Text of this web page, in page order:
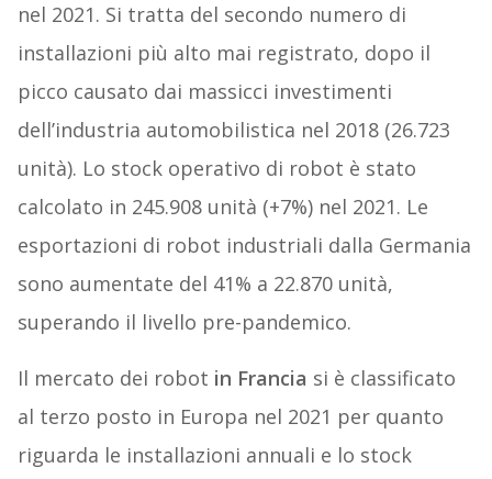
nel 2021. Si tratta del secondo numero di
installazioni più alto mai registrato, dopo il
picco causato dai massicci investimenti
dell’industria automobilistica nel 2018 (26.723
unità). Lo stock operativo di robot è stato
calcolato in 245.908 unità (+7%) nel 2021. Le
esportazioni di robot industriali dalla Germania
sono aumentate del 41% a 22.870 unità,
superando il livello pre-pandemico.
Il mercato dei robot in Francia si è classificato
al terzo posto in Europa nel 2021 per quanto
riguarda le installazioni annuali e lo stock